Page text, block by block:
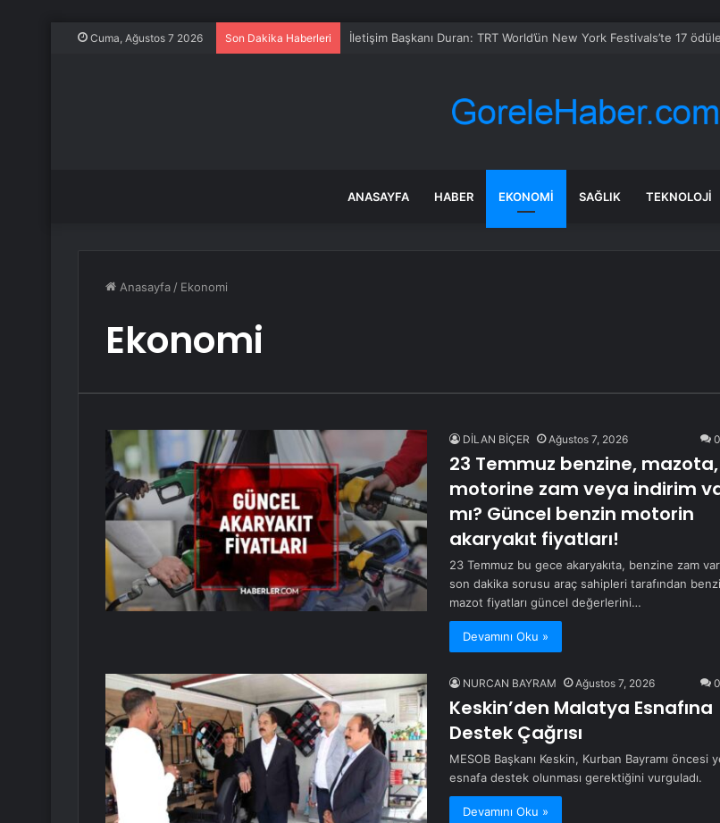
Cuma, Ağustos 7 2026 Son Dakika Haberleri İletişim Başkanı Duran: TRT World’ün New York Festivals’te 17
ANASAYFA HABER EKONOMI SAĞLIK TEKNOLOJI
Anasayfa / Ekonomi
Ekonomi
DİLAN BİÇER Ağustos 7, 2026 0
23 Temmuz benzine, mazota,
motorine zam veya indirim
mı? Güncel benzin motorin
akaryakıt fiyatları!
23 Temmuz bu gece akaryakıta, benzine zam var
son dakika sorusu araç sahipleri tarafından
mazot fiyatları güncel değerlerini…
Devamını Oku »
NURCAN BAYRAM Ağustos 7, 2026 0
Keskin’den Malatya Esnafına
Destek Çağrısı
MESOB Başkanı Keskin, Kurban Bayramı öncesi
esnafa destek olunması gerektiğini vurguladı.
Devamını Oku »